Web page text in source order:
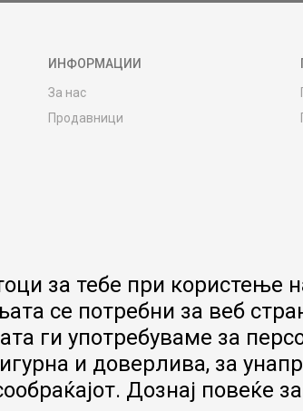
ИНФОРМАЦИИ
За нас
Продавници
Гаранција за производ
Ценовник
за тебе при користење
се потребни за веб
ги употребуваме за
и доверлива, за
Дознај повеќе за